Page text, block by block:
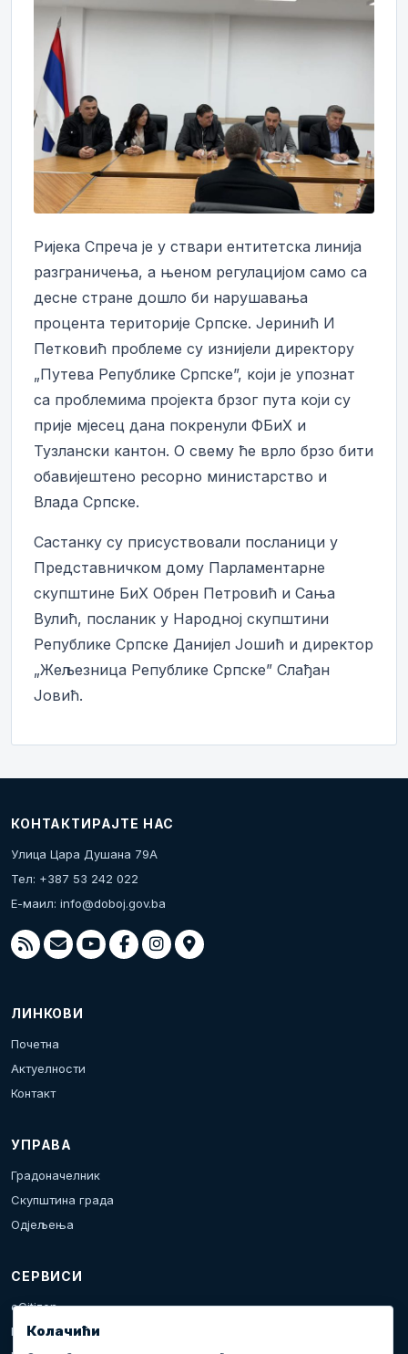
Ријека Спреча је у ствари ентитетска линија
разграничења, а њеном регулацијом само са
десне стране дошло би нарушавања
процента територије Српске. Јеринић И
Петковић проблеме су изнијели директору
„Путева Републике Српске”, који је упознат
са проблемима пројекта брзог пута који су
прије мјесец дана покренули ФБиХ и
Тузлански кантон. О свему ће врло брзо бити
обавијештено ресорно министарство и
Влада Српске.
Састанку су присуствовали посланици у
Представничком дому Парламентарне
скупштине БиХ Обрен Петровић и Сања
Вулић, посланик у Народној скупштини
Републике Српске Данијел Јошић и директор
„Жељезница Републике Српске” Слађан
Јовић.
КОНТАКТИРАЈТЕ НАС
Улица Цара Душана 79А
Тел: +387 53 242 022
Е-маил: info@doboj.gov.ba
ЛИНКОВИ
Почетна
Актуелности
Контакт
УПРАВА
Градоначелник
Скупштина града
Одјељења
СЕРВИСИ
eCitizen
Пријава проблема
Колачићи